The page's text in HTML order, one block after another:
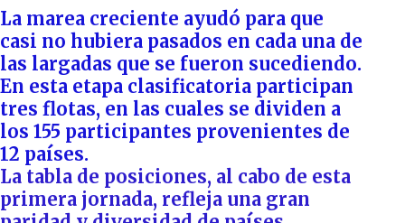
La marea creciente ayudó para que
casi no hubiera pasados en cada una de
las largadas que se fueron sucediendo.
En esta etapa clasificatoria participan
tres flotas, en las cuales se dividen a
los 155 participantes provenientes de
12 países.
La tabla de posiciones, al cabo de esta
primera jornada, refleja una gran